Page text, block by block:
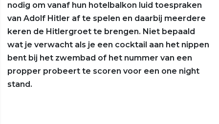
nodig om vanaf hun hotelbalkon luid toespraken
van Adolf Hitler af te spelen en daarbij meerdere
keren de Hitlergroet te brengen. Niet bepaald
wat je verwacht als je een cocktail aan het nippen
bent bij het zwembad of het nummer van een
propper probeert te scoren voor een one night
stand.